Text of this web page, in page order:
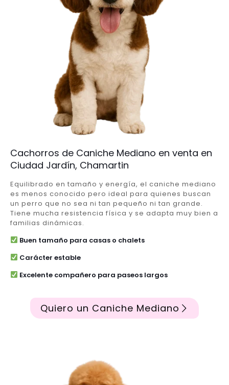
Cachorros de Caniche Mediano en venta en
Ciudad Jardín, Chamartin
Equilibrado en tamaño y energía, el caniche mediano
es menos conocido pero ideal para quienes buscan
un perro que no sea ni tan pequeño ni tan grande.
Tiene mucha resistencia física y se adapta muy bien a
familias dinámicas.
Buen tamaño para casas o chalets
Carácter estable
Excelente compañero para paseos largos
Quiero un Caniche Mediano